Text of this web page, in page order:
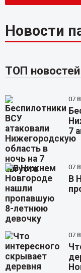
Новости
ТОП новостей
7
В